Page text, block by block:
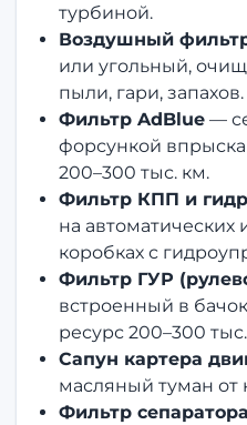
турбиной.
Воздушный
или угольный,
пыли, гари, запахов.
Фильтр AdBlue—
форсункой
200–300 тыс. км.
Фильтр КПП и
на
коробках с
Фильтр ГУР
встроенный в
ресурс 200–300
Сапун картера
масляный туман от
Фильтр